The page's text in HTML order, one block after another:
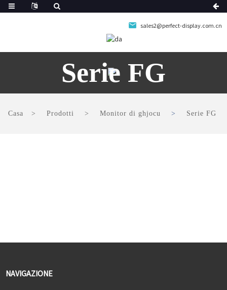
sales2@perfect-display.com.cn
Serie FG
Casa Prodotti Monitor di ghjocu Serie FG
NAVIGAZIONE